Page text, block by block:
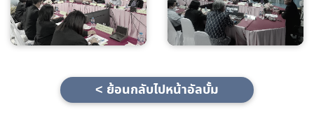
< ย้อนกลับไปหน้าอัลบั้ม